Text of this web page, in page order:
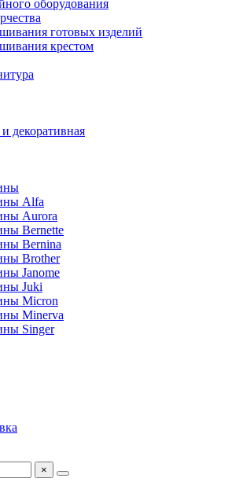
оборудования
готовых изделий
крестом
декоративная
Alfa
Aurora
Bernette
Bernina
Brother
Janome
Juki
Micron
Minerva
Singer
×